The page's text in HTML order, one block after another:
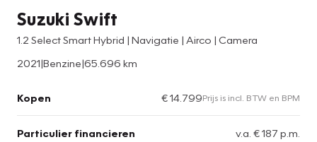
Suzuki Swift
1.2 Select Smart Hybrid | Navigatie | Airco | Camera
2021|Benzine|65.696 km
Kopen € 14.799Prijs is incl. BTW en BPM
Particulier financieren v.a. € 187 p.m.